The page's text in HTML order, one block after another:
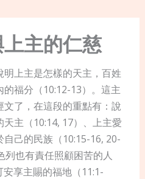
主的仁慈
上主是怎樣的天主，百姓
福分（10:12-13）。這主
了，在這段的重點有：說
主（10:14, 17）、上主愛
己的民族（10:15-16, 20-
列也有責任照顧困苦的人
安享主賜的福地（11:1-